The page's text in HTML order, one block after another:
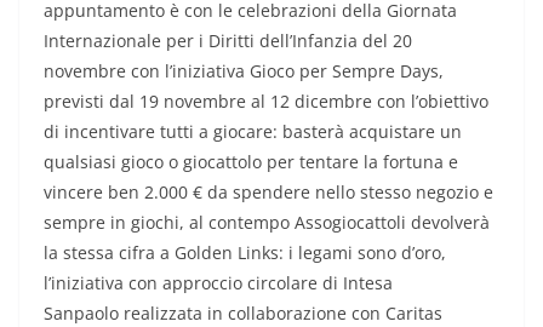
appuntamento è con le celebrazioni della Giornata
Internazionale per i Diritti dell’Infanzia del 20
novembre con l’iniziativa Gioco per Sempre Days,
previsti dal 19 novembre al 12 dicembre con l’obiettivo
di incentivare tutti a giocare: basterà acquistare un
qualsiasi gioco o giocattolo per tentare la fortuna e
vincere ben 2.000 € da spendere nello stesso negozio e
sempre in giochi, al contempo Assogiocattoli devolverà
la stessa cifra a Golden Links: i legami sono d’oro,
l’iniziativa con approccio circolare di Intesa
Sanpaolo realizzata in collaborazione con Caritas